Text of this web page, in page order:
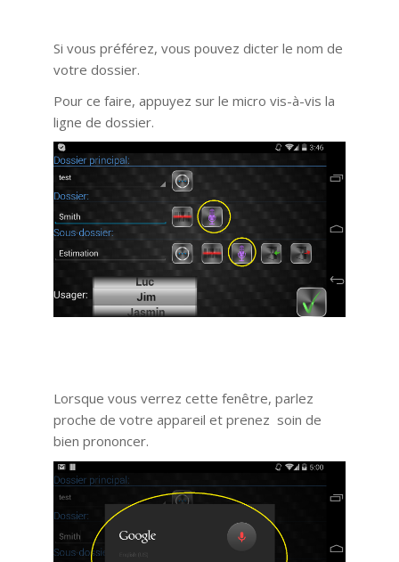
Si vous préférez, vous pouvez dicter le nom de
votre dossier.
Pour ce faire, appuyez sur le micro vis-à-vis la
ligne de dossier.
Lorsque vous verrez cette fenêtre, parlez
proche de votre appareil et prenez soin de
bien prononcer.